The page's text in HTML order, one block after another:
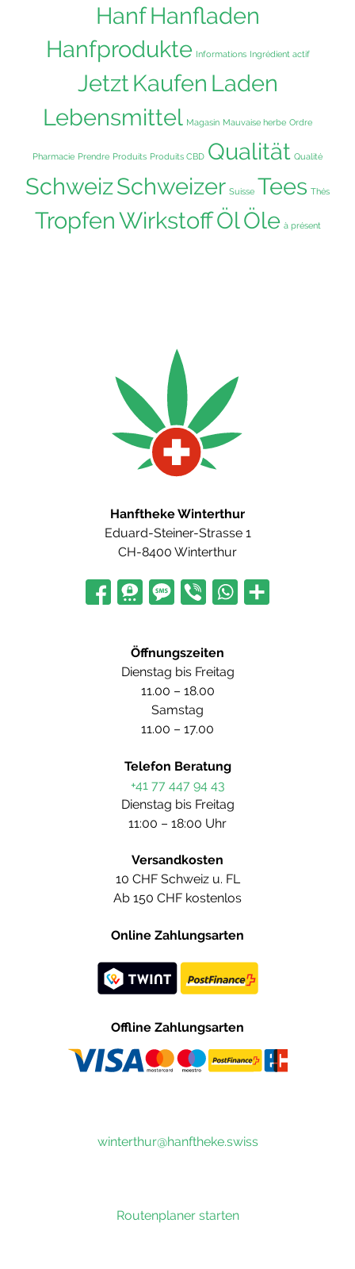
HanfHanfladen
Hanfprodukte Informations Ingrédient actif
JetztKaufen Laden
Lebensmittel Magasin Mauvaise herbe Ordre
Pharmacie Prendre Produits Produits CBD Qualität Qualité
SchweizSchweizer Suisse Tees Thés
TropfenWirkstoffÖlÖle à présent
Hanftheke Winterthur
Eduard-Steiner-Strasse 1
CH-8400 Winterthur
Öffnungszeiten
Dienstag bis Freitag
11.00 – 18.00
Samstag
11.00 – 17.00
Telefon Beratung
+41 77 447 94 43
Dienstag bis Freitag
11:00 – 18:00 Uhr
Versandkosten
10 CHF Schweiz u. FL
Ab 150 CHF kostenlos
Online Zahlungsarten
Offline Zahlungsarten
winterthur@hanftheke.swiss
Routenplaner starten